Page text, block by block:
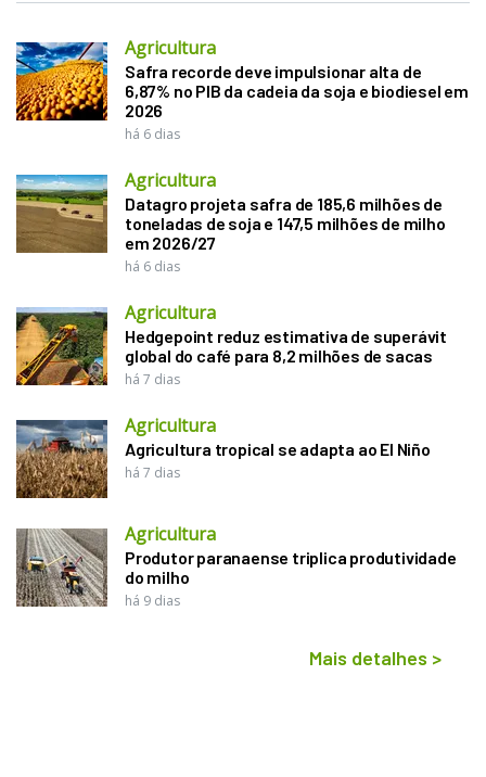
Agricultura
Safra recorde deve impulsionar alta de
6,87% no PIB da cadeia da soja e biodiesel em
2026
há 6 dias
Agricultura
Datagro projeta safra de 185,6 milhões de
toneladas de soja e 147,5 milhões de milho
em 2026/27
há 6 dias
Agricultura
Hedgepoint reduz estimativa de superávit
global do café para 8,2 milhões de sacas
há 7 dias
Agricultura
Agricultura tropical se adapta ao El Niño
há 7 dias
Agricultura
Produtor paranaense triplica produtividade
do milho
há 9 dias
Mais detalhes >